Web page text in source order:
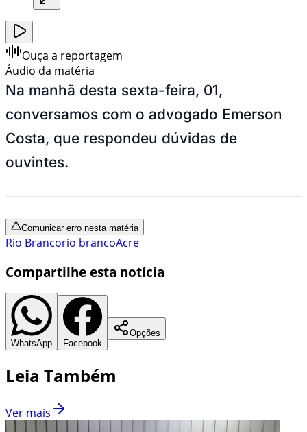
Ouça a reportagem
Áudio da matéria
Na manhã desta sexta-feira, 01,
conversamos com o advogado Emerson
Costa, que respondeu dúvidas de
ouvintes.
Comunicar erro nesta matéria
Rio Brancorio brancoAcre
Compartilhe esta notícia
WhatsApp Facebook
Opções
Leia Também
Ver mais